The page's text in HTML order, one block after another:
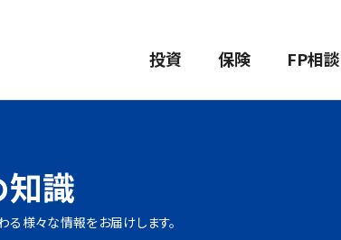
投資 保険 FP相談
知識
様々な情報をお届けします。